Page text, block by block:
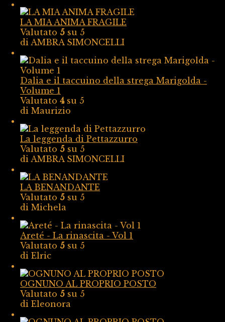
LA MIA ANIMA FRAGILE
Valutato 5 su 5
di AMBRA SIMONCELLI
Dalia e il taccuino della strega Marigolda -
Volume 1
Valutato 4su 5
di Maurizio
La leggenda di Pettazzurro
Valutato 5 su 5
di AMBRA SIMONCELLI
LA BENANDANTE
Valutato 5 su 5
di Michela
Areté - La rinascita - Vol 1
Valutato 5 su 5
di Elric
OGNUNO AL PROPRIO POSTO
Valutato 5 su 5
di Eleonora